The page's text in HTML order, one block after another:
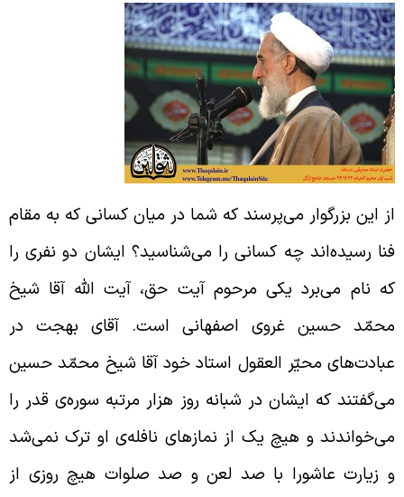
این بزرگوار می‌پرسند که شما در میان کسانی که به مقام
رسیده‌اند چه کسانی را می‌‌شناسید؟ ایشان دو نفری را
نام می‌برد یکی مرحوم آیت حق، آیت الله آقا شیخ
حسین غروی اصفهانی است. آقای بهجت در
محیّر العقول استاد خود آقا شیخ محمّد حسین
که ایشان در شبانه روز هزار مرتبه سوره‌ی قدر را
و هیچ یک از نمازهای نافله‌ی او ترک نمی‌شد
زیارت عاشورا با صد لعن و صد صلوات هیچ روزی از